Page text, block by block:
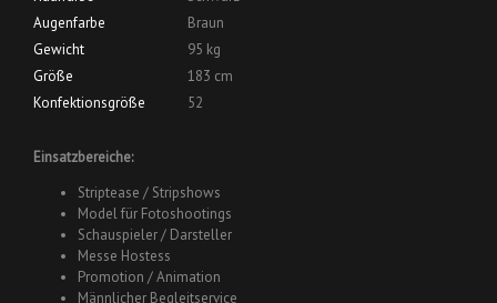
Augenfarbe
Braun
Gewicht
95 kg
Größe
183 cm
Konfektionsgröße
52
Einsatzbereiche:
Striptease / Stripshows
Model für Fotoshootings
Schauspieler / Darsteller
Messe Hostess
Promotion / Animation
Männlicher Begleitservice